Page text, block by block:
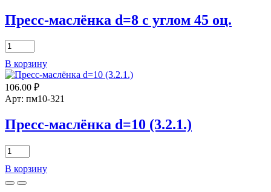
Пресс-маслёнка d=8 с углом 45 оц.
Количество
товара
Пресс-
маслёнка
d=8
с
45
оц.
В корзину
106.00 ₽
Арт: пм10-321
Пресс-маслёнка d=10 (3.2.1.)
Количество
товара
Пресс-
маслёнка
В корзину